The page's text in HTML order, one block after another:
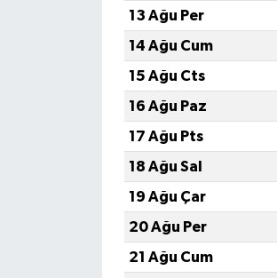
13 Ağu Per
14 Ağu Cum
15 Ağu Cts
16 Ağu Paz
17 Ağu Pts
18 Ağu Sal
19 Ağu Çar
20 Ağu Per
21 Ağu Cum